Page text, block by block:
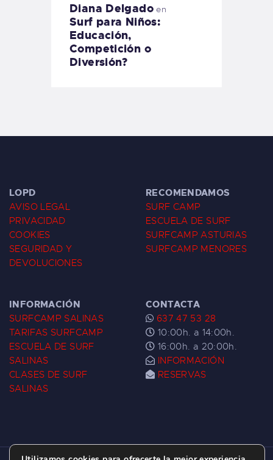
Diana Delgadoen
Surf para Niños:
Educación,
Competición o
Diversión?
LOPD
AVISO LEGAL
PRIVACIDAD
COOKIES
SEGURIDAD Y
DEVOLUCIONES
RECOMENDAMOS
SURF CAMP
ESCUELA DE SURF
SURFCAMP ASTURIAS
SURFCAMP MENORES
INFORMACIÓN
SURFCAMP SALINAS
TARIFAS SURFCAMP
ESCUELA DE SURF
SALINAS
CLASES DE SURF
SALINAS
CONTACTA
637 47 53 28
10:00h. a 14:00h.
16:00h. a 20:00h.
INFORMACIÓN
RESERVAS